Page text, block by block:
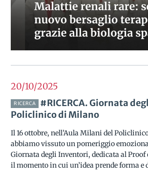
20/102025
RICERCA
#RICERCA. Giornata
Policlinico di Milano
Il 16 ottobre, nell’Aula Milani del
abbiamo vissuto un pomeriggio
Giornata degli Inventori, dedicata al Proof
il momento in cui un’idea prende forma e